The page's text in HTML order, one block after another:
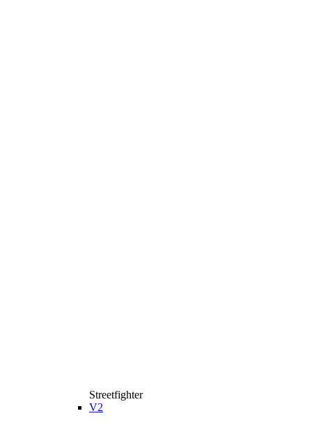
Streetfighter
V2